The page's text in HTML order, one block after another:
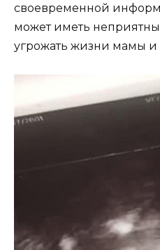
своевременной
может иметь
угрожать жизни мамы